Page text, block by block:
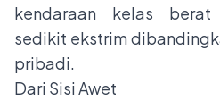
kendaraan kelas berat
sedikit ekstrim
pribadi.
Dari Sisi Awet